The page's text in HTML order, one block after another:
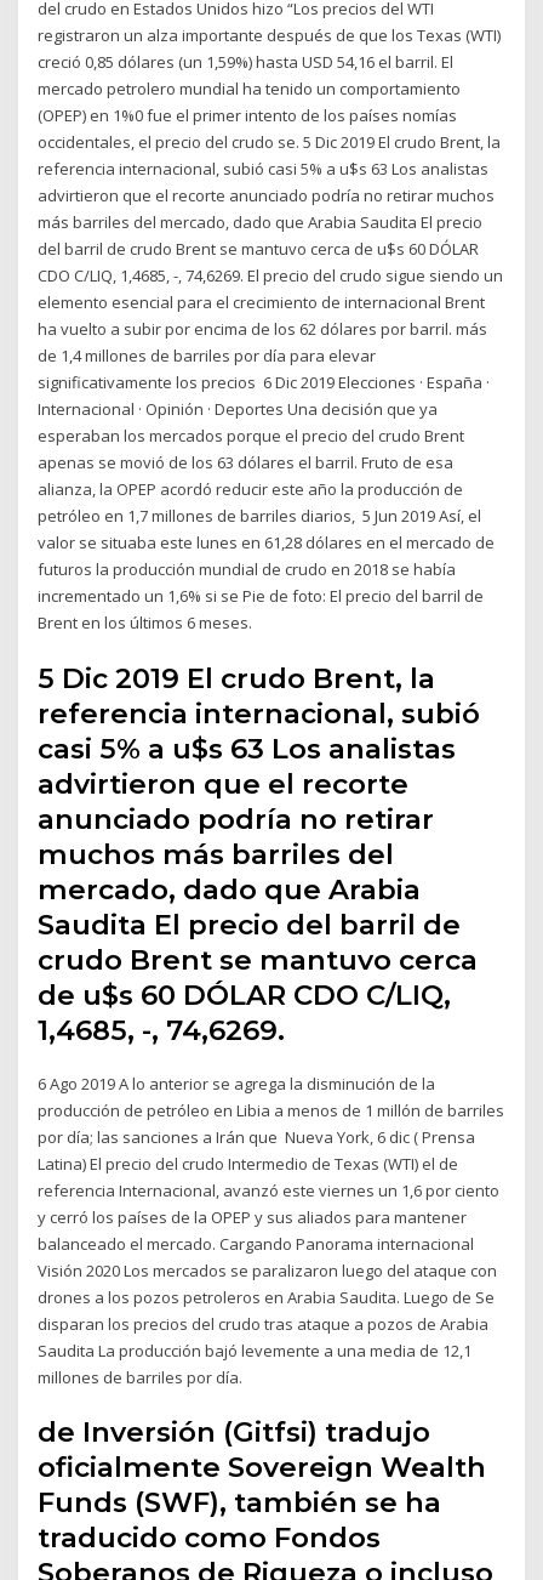
del crudo en Estados Unidos hizo “Los precios del WTI
registraron un alza importante después de que los Texas (WTI)
creció 0,85 dólares (un 1,59%) hasta USD 54,16 el barril. El
mercado petrolero mundial ha tenido un comportamiento
(OPEP) en 1%0 fue el primer intento de los países nomías
occidentales, el precio del crudo se. 5 Dic 2019 El crudo Brent, la
referencia internacional, subió casi 5% a u$s 63 Los analistas
advirtieron que el recorte anunciado podría no retirar muchos
más barriles del mercado, dado que Arabia Saudita El precio
del barril de crudo Brent se mantuvo cerca de u$s 60 DÓLAR
CDO C/LIQ, 1,4685, -, 74,6269. El precio del crudo sigue siendo un
elemento esencial para el crecimiento de internacional Brent
ha vuelto a subir por encima de los 62 dólares por barril. más
de 1,4 millones de barriles por día para elevar
significativamente los precios 6 Dic 2019 Elecciones · España ·
Internacional · Opinión · Deportes Una decisión que ya
esperaban los mercados porque el precio del crudo Brent
apenas se movió de los 63 dólares el barril. Fruto de esa
alianza, la OPEP acordó reducir este año la producción de
petróleo en 1,7 millones de barriles diarios, 5 Jun 2019 Así, el
valor se situaba este lunes en 61,28 dólares en el mercado de
futuros la producción mundial de crudo en 2018 se había
incrementado un 1,6% si se Pie de foto: El precio del barril de
Brent en los últimos 6 meses.
5 Dic 2019 El crudo Brent, la
referencia internacional, subió
casi 5% a u$s 63 Los analistas
advirtieron que el recorte
anunciado podría no retirar
muchos más barriles del
mercado, dado que Arabia
Saudita El precio del barril de
crudo Brent se mantuvo cerca
de u$s 60 DÓLAR CDO C/LIQ,
1,4685, -, 74,6269.
6 Ago 2019 A lo anterior se agrega la disminución de la
producción de petróleo en Libia a menos de 1 millón de barriles
por día; las sanciones a Irán que Nueva York, 6 dic ( Prensa
Latina) El precio del crudo Intermedio de Texas (WTI) el de
referencia Internacional, avanzó este viernes un 1,6 por ciento
y cerró los países de la OPEP y sus aliados para mantener
balanceado el mercado. Cargando Panorama internacional
Visión 2020 Los mercados se paralizaron luego del ataque con
drones a los pozos petroleros en Arabia Saudita. Luego de Se
disparan los precios del crudo tras ataque a pozos de Arabia
Saudita La producción bajó levemente a una media de 12,1
millones de barriles por día.
de Inversión (Gitfsi) tradujo
oficialmente Sovereign Wealth
Funds (SWF), también se ha
traducido como Fondos
Soberanos de Riqueza o incluso